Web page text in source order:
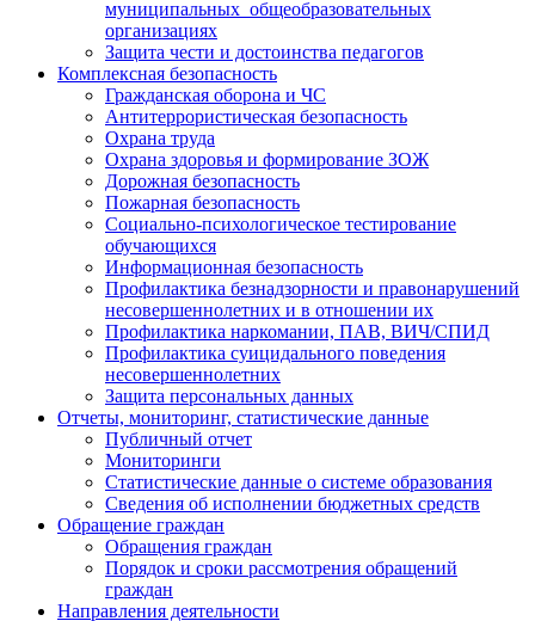
муниципальных общеобразовательных
организациях
Защита чести и достоинства педагогов
Комплексная безопасность
Гражданская оборона и ЧС
Антитеррористическая безопасность
Охрана труда
Охрана здоровья и формирование ЗОЖ
Дорожная безопасность
Пожарная безопасность
Социально-психологическое тестирование
обучающихся
Информационная безопасность
Профилактика безнадзорности и правонарушений
несовершеннолетних и в отношении их
Профилактика наркомании, ПАВ, ВИЧ/СПИД
Профилактика суицидального поведения
несовершеннолетних
Защита персональных данных
Отчеты, мониторинг, статистические данные
Публичный отчет
Мониторинги
Статистические данные о системе образования
Сведения об исполнении бюджетных средств
Обращение граждан
Обращения граждан
Порядок и сроки рассмотрения обращений
граждан
Направления деятельности